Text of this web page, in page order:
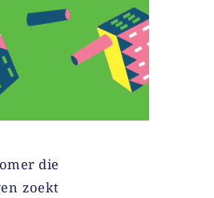
die
zoekt